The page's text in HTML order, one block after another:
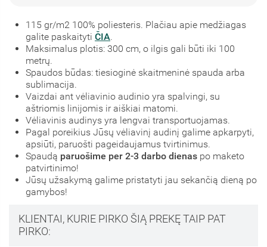
115 gr/m2 100% poliesteris. Plačiau apie medžiagas
galite paskaityti ČIA.
Maksimalus plotis: 300 cm, o ilgis gali būti iki 100
metrų.
Spaudos būdas: tiesioginė skaitmeninė spauda arba
sublimacija.
Vaizdai ant vėliavinio audinio yra spalvingi, su
aštriomis linijomis ir aiškiai matomi.
Vėliavinis audinys yra lengvai transportuojamas.
Pagal poreikius Jūsų vėliavinį audinį galime apkarpyti,
apsiūti, paruošti pageidaujamus tvirtinimus.
Spaudą paruošime per 2-3 darbo dienas po maketo
patvirtinimo!
Jūsų užsakymą galime pristatyti jau sekančią dieną po
gamybos!
KLIENTAI, KURIE PIRKO ŠIĄ PREKĘ TAIP PAT
PIRKO: